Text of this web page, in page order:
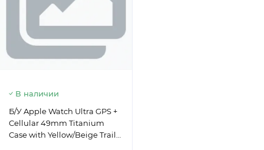
В наличии
Б/У Apple Watch Ultra GPS +
Cellular 49mm Titanium
Case with Yellow/Beige Trail